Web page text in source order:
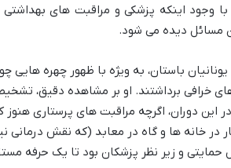
وجود اینکه پزشکی و مراقبت های بهداشتی
مسائل دیده می شود.
یونانیان باستان، به ویژه با ظهور چهره
خرافی برداشتند. او بر مشاهده دقیق،
این دوران، اگرچه مراقبت های پرستاری هنوز
در خانه ها و گاه در معابد (که نقش
و زیر نظر پزشکان بود تا یک حرفه